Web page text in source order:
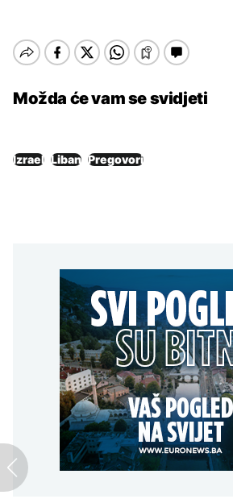
Možda će vam se svidjeti
Izrael Liban Pregovori